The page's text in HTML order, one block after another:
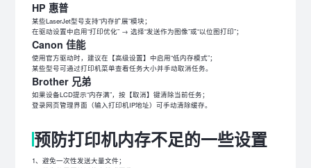
HP 惠普
某些LaserJet型号支持“内存扩展”模块；
在驱动设置中启用“打印优化” → 选择“发送作为图像”或“以位图打印”；
Canon 佳能
使用官方驱动时，建议在【高级设置】中启用“低内存模式”；
某些型号可通过打印机菜单查看任务大小并手动取消任务。
Brother 兄弟
如果设备LCD提示“内存满”，按【取消】键清除当前任务；
登录网页管理界面（输入打印机IP地址）可手动清除缓存。
预防打印机内存不足的一些设置
1、避免一次性发送大量文件；